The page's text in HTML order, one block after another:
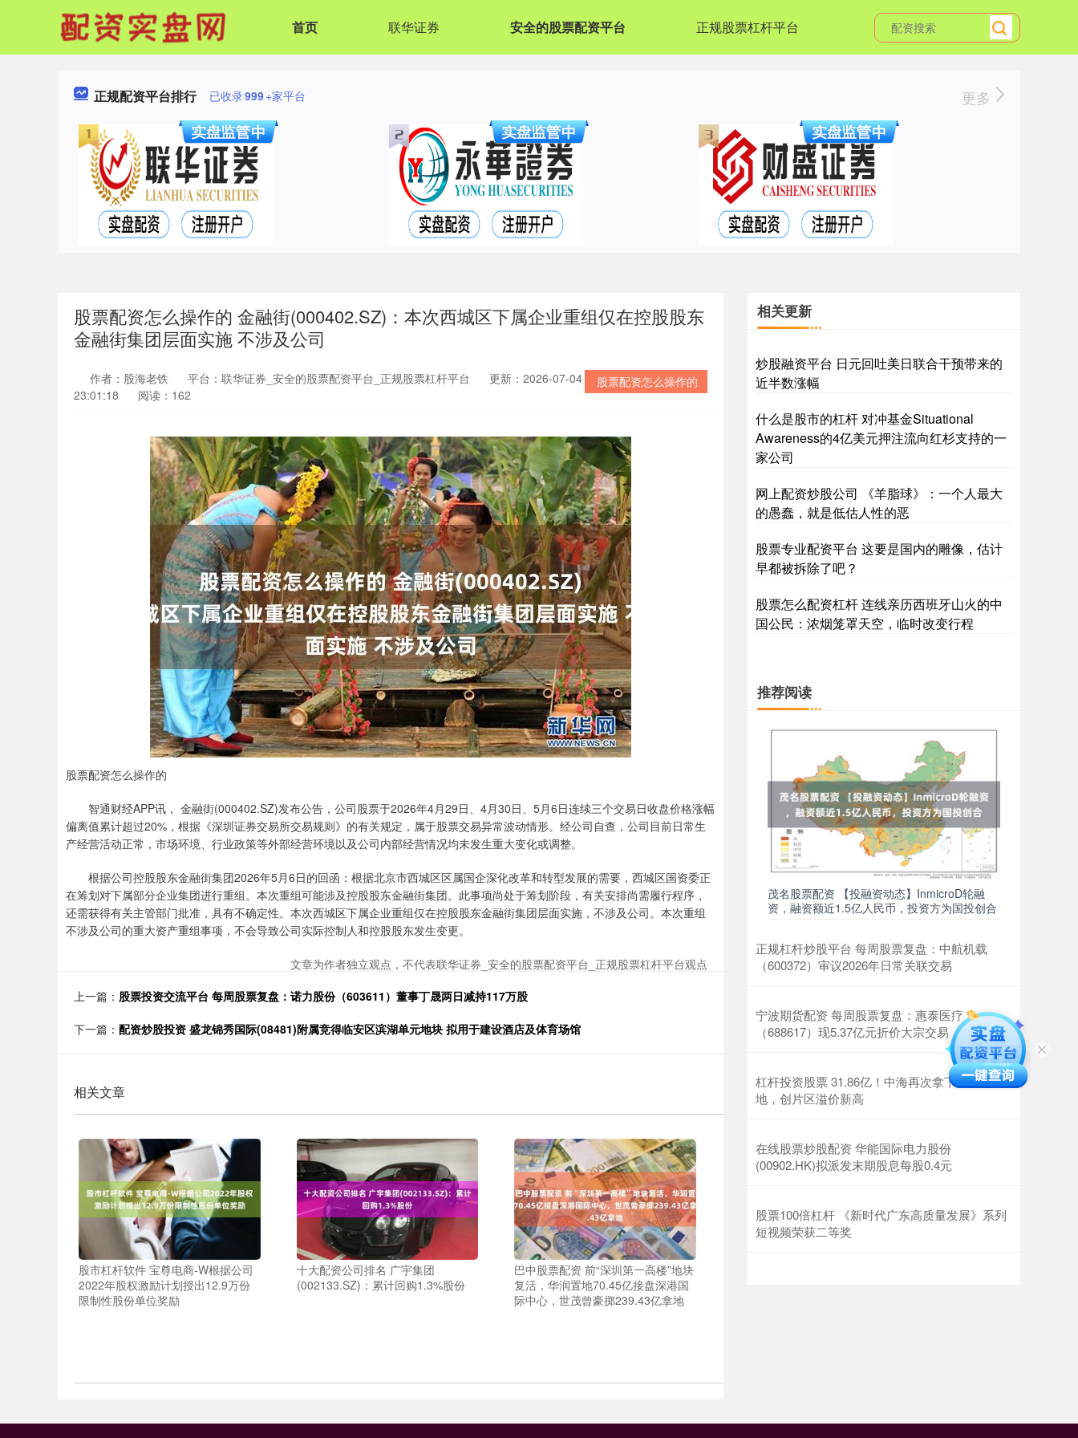
首页 联华证券 安全的股票配资平台 正规股票杠杆平台
正规配资平台排行 已收录999+家平台 更多
股票配资怎么操作的 金融街(000402.SZ)：本次西城区下属企业重组仅在控股股东
金融街集团层面实施 不涉及公司
股票配资怎么操作的
作者：股海老铁 平台：联华证券_安全的股票配资平台_正规股票杠杆平台
更新：2026-07-04
23:01:18
阅读：162
股票配资怎么操作的
智通财经APP讯， 金融街(000402.SZ)发布公告，公司股票于2026年4月29日、4月30日、5月6日连续三个交易日收盘价格涨幅
偏离值累计超过20%，根据《深圳证券交易所交易规则》的有关规定，属于股票交易异常波动情形。经公司自查，公司目前日常生
产经营活动正常，市场环境、行业政策等外部经营环境以及公司内部经营情况均未发生重大变化或调整。
根据公司控股股东金融街集团2026年5月6日的回函：根据北京市西城区区属国企深化改革和转型发展的需要，西城区国资委正
在筹划对下属部分企业集团进行重组。本次重组可能涉及控股股东金融街集团。此事项尚处于筹划阶段，有关安排尚需履行程序，
还需获得有关主管部门批准，具有不确定性。本次西城区下属企业重组仅在控股股东金融街集团层面实施，不涉及公司。本次重组
不涉及公司的重大资产重组事项，不会导致公司实际控制人和控股股东发生变更。
文章为作者独立观点，不代表联华证券_安全的股票配资平台_正规股票杠杆平台观点
上一篇： 股票投资交流平台 每周股票复盘：诺力股份（603611）董事丁晟两日减持117万股
下一篇： 配资炒股投资 盛龙锦秀国际(08481)附属竞得临安区滨湖单元地块 拟用于建设酒店及体育场馆
相关文章
股市杠杆软件 宝尊电商-W根据公司
2022年股权激励计划授出12.9万份
限制性股份单位奖励
十大配资公司排名 广宇集团
(002133.SZ)：累计回购1.3%股份
巴中股票配资 前“深圳第一高楼”地块
复活，华润置地70.45亿接盘深港国
际中心，世茂曾豪掷239.43亿拿地
相关更新
炒股融资平台 日元回吐美日联合干预带来的
近半数涨幅
什么是股市的杠杆 对冲基金Situational
Awareness的4亿美元押注流向红杉支持的一
家公司
网上配资炒股公司 《羊脂球》：一个人最大
的愚蠢，就是低估人性的恶
股票专业配资平台 这要是国内的雕像，估计
早都被拆除了吧？
股票怎么配资杠杆 连线亲历西班牙山火的中
国公民：浓烟笼罩天空，临时改变行程
推荐阅读
茂名股票配资 【投融资动态】InmicroD轮融
资，融资额近1.5亿人民币，投资方为国投创合
正规杠杆炒股平台 每周股票复盘：中航机载
（600372）审议2026年日常关联交易
宁波期货配资 每周股票复盘：惠泰医疗
（688617）现5.37亿元折价大宗交易
杠杆投资股票 31.86亿！中海再次拿下深超总宅
地，创片区溢价新高
在线股票炒股配资 华能国际电力股份
(00902.HK)拟派发末期股息每股0.4元
股票100倍杠杆 《新时代广东高质量发展》系列
短视频荣获二等奖